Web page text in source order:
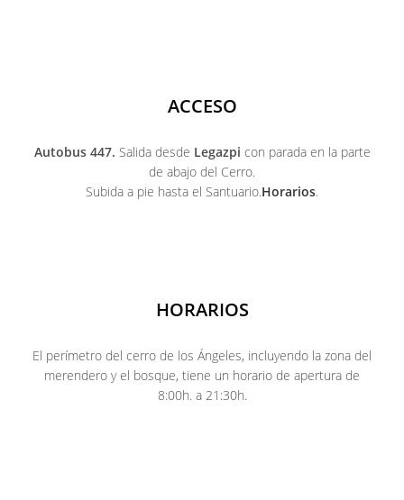
ACCESO
Autobus 447. Salida desde Legazpi con parada en la parte
de abajo del Cerro.
Subida a pie hasta el Santuario.Horarios.
HORARIOS
El perímetro del cerro de los Ángeles, incluyendo la zona del
merendero y el bosque, tiene un horario de apertura de
8:00h. a 21:30h.